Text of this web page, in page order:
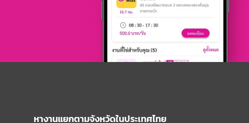
หางานแยกตามจังหวัดในประเทศไทย